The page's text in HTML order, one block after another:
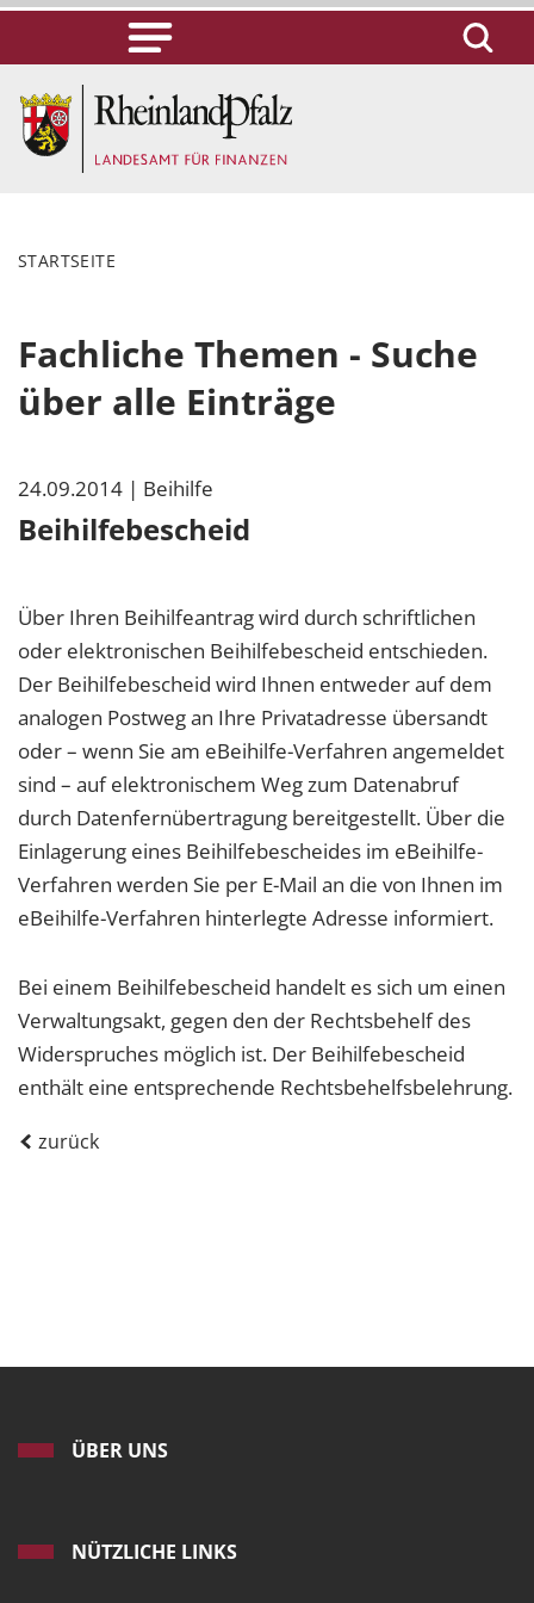
STARTSEITE
Fachliche Themen - Suche
über alle Einträge
24.09.2014 | Beihilfe
Beihilfebescheid
Über Ihren Beihilfeantrag wird durch schriftlichen
oder elektronischen Beihilfebescheid entschieden.
Der Beihilfebescheid wird Ihnen entweder auf dem
analogen Postweg an Ihre Privatadresse übersandt
oder – wenn Sie am eBeihilfe-Verfahren angemeldet
sind – auf elektronischem Weg zum Datenabruf
durch Datenfernübertragung bereitgestellt. Über die
Einlagerung eines Beihilfebescheides im eBeihilfe-
Verfahren werden Sie per E-Mail an die von Ihnen im
eBeihilfe-Verfahren hinterlegte Adresse informiert.
Bei einem Beihilfebescheid handelt es sich um einen
Verwaltungsakt, gegen den der Rechtsbehelf des
Widerspruches möglich ist. Der Beihilfebescheid
enthält eine entsprechende Rechtsbehelfsbelehrung.
zurück
ÜBER UNS
NÜTZLICHE LINKS